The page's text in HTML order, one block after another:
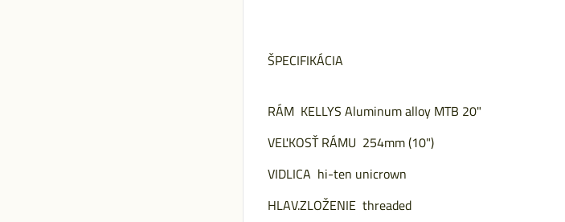
ŠPECIFIKÁCIA
RÁM KELLYS Aluminum alloy MTB 20"
VEĽKOSŤ RÁMU 254mm (10")
VIDLICA hi-ten unicrown
HLAV.ZLOŽENIE threaded